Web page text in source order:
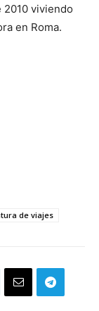
2010 viviendo
en Roma.
de viajes